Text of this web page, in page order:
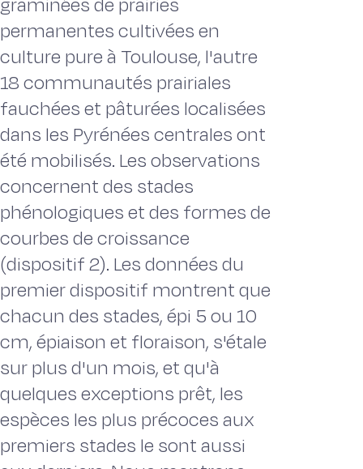
permanentes cultivées en
culture pure à Toulouse, l'autre
18 communautés prairiales
fauchées et pâturées localisées
dans les Pyrénées centrales ont
été mobilisés. Les observations
concernent des stades
phénologiques et des formes de
courbes de croissance
(dispositif 2). Les données du
premier dispositif montrent que
chacun des stades, épi 5 ou 10
cm, épiaison et floraison, s'étale
sur plus d'un mois, et qu'à
quelques exceptions prêt, les
espèces les plus précoces aux
premiers stades le sont aussi